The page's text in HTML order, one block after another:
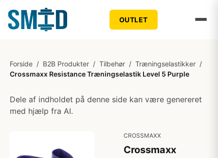
OUTLET
Forside / B2B Produkter / Tilbehør / Træningselastikker /
Crossmaxx Resistance Træningselastik Level 5 Purple
Dele af indholdet på denne side kan være genereret
med hjælp fra AI.
CROSSMAXX
Crossmaxx